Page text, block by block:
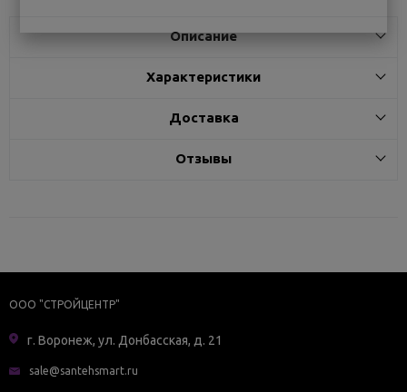
Описание
Характеристики
Доставка
Отзывы
ООО "СТРОЙЦЕНТР"
г. Воронеж, ул. Донбасская, д. 21
sale@santehsmart.ru